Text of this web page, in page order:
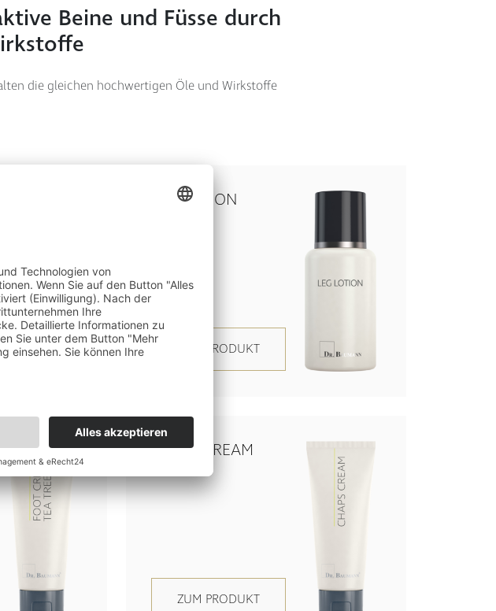
Beine und Füsse durch
die gleichen hochwertigen Öle und Wirkstoffe
LEG LOTION
ZUM PRODUKT
CHAPS CREAM
ZUM PRODUKT